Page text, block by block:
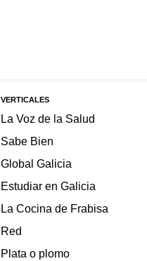
VERTICALES
La Voz de la Salud
Sabe Bien
Global Galicia
Estudiar en Galicia
La Cocina de Frabisa
Red
Plata o plomo